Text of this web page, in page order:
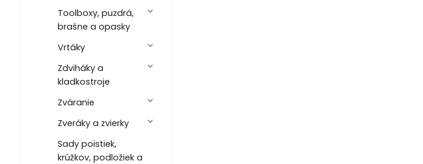
Toolboxy, puzdrá,
brašne a opasky
Vrtáky
Zdviháky a
kladkostroje
Zváranie
Zveráky a zvierky
Sady poistiek,
krúžkov, podložiek a